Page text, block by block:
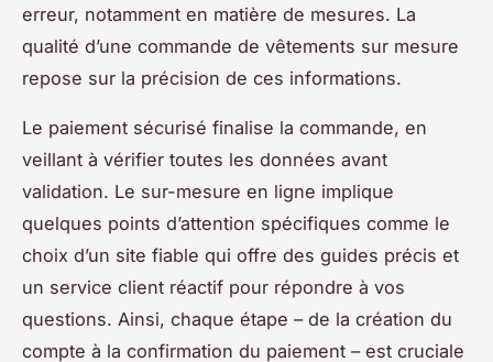
erreur, notamment en matière de mesures. La
qualité d’une commande de vêtements sur mesure
repose sur la précision de ces informations.
Le paiement sécurisé finalise la commande, en
veillant à vérifier toutes les données avant
validation. Le sur-mesure en ligne implique
quelques points d’attention spécifiques comme le
choix d’un site fiable qui offre des guides précis et
un service client réactif pour répondre à vos
questions. Ainsi, chaque étape – de la création du
compte à la confirmation du paiement – est cruciale